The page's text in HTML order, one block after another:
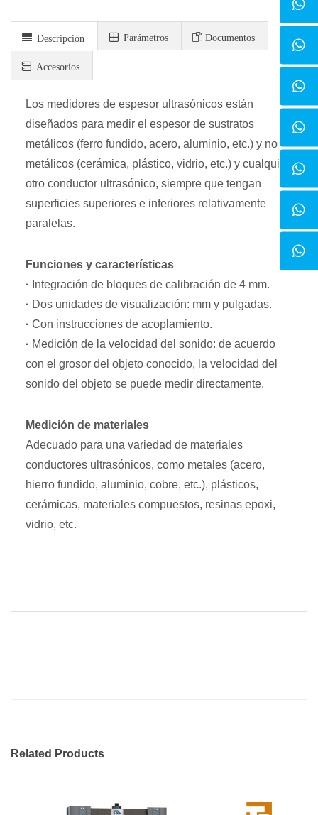
Descripción Parámetros Documentos
Accesorios
Los medidores de espesor ultrasónicos están
diseñados para medir el espesor de sustratos
metálicos (ferro fundido, acero, aluminio, etc.) y no
metálicos (cerámica, plástico, vidrio, etc.) y cualquier
otro conductor ultrasónico, siempre que tengan
superficies superiores e inferiores relativamente
paralelas.
Funciones y características
· Integración de bloques de calibración de 4 mm.
· Dos unidades de visualización: mm y pulgadas.
· Con instrucciones de acoplamiento.
· Medición de la velocidad del sonido: de acuerdo
con el grosor del objeto conocido, la velocidad del
sonido del objeto se puede medir directamente.
Medición de materiales
Adecuado para una variedad de materiales
conductores ultrasónicos, como metales (acero,
hierro fundido, aluminio, cobre, etc.), plásticos,
cerámicas, materiales compuestos, resinas epoxi,
vidrio, etc.
Related Products